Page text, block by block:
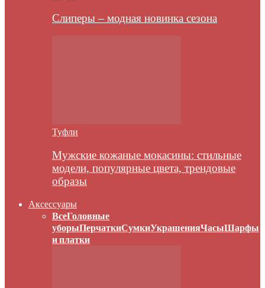
Слиперы – модная новинка сезона
Туфли
Мужские кожаные мокасины: стильные
модели, популярные цвета, трендовые
образы
Аксессуары
ВсеГоловные
уборыПерчаткиСумкиУкрашенияЧасыШарфы
и платки